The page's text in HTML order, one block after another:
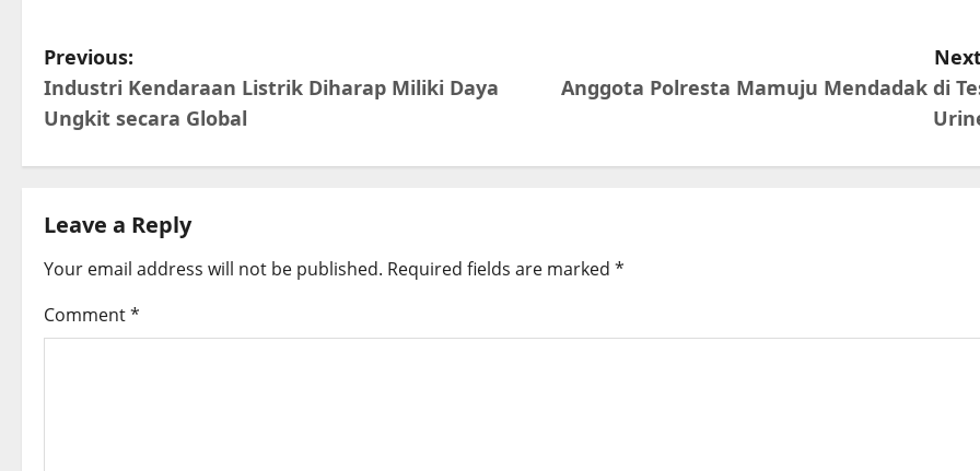
P
o
s
n
v
Previous:
Industri Kendaraan Listrik Diharap Miliki Daya
Ungkit secara Global
Anggota Polresta Mamuju Mendadak di
Leave a Reply
Your email address will not be published. Required fields are marked *
Comment*